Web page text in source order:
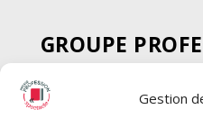
Gestion
GROUPE
SPECTACLE
Chèque Intermittents